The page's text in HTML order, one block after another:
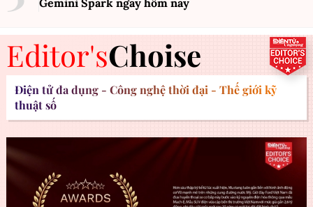
Gemini Spark ngay hôm nay
Editor'sChoise
Điện tử đa dụng - Công nghệ thời đại - Thế giới kỹ
thuật số